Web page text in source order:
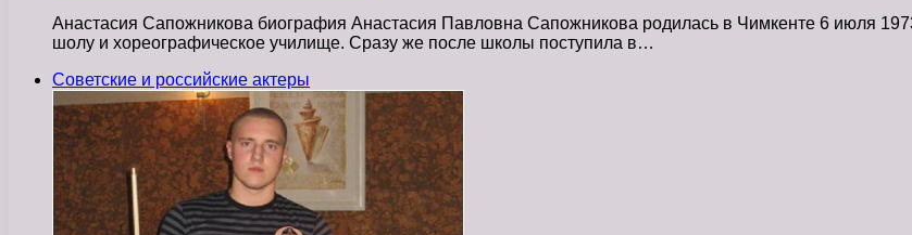
Анастасия Сапожникова биография Анастасия Павловна Сапожникова родилась в Чимкенте 6 июля
шолу и хореографическое училище. Сразу же после школы поступила в…
Советские и российские актеры